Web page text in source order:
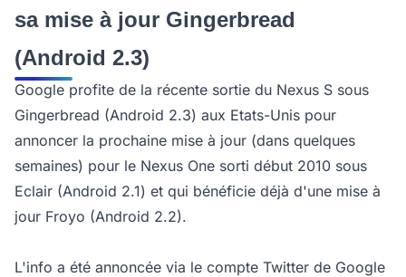
sa mise à jour Gingerbread
(Android 2.3)
Google profite de la récente sortie du Nexus S sous
Gingerbread (Android 2.3) aux Etats-Unis pour
annoncer la prochaine mise à jour (dans quelques
semaines) pour le Nexus One sorti début 2010 sous
Eclair (Android 2.1) et qui bénéficie déjà d'une mise à
jour Froyo (Android 2.2).
L'info a été annoncée via le compte Twitter de Google